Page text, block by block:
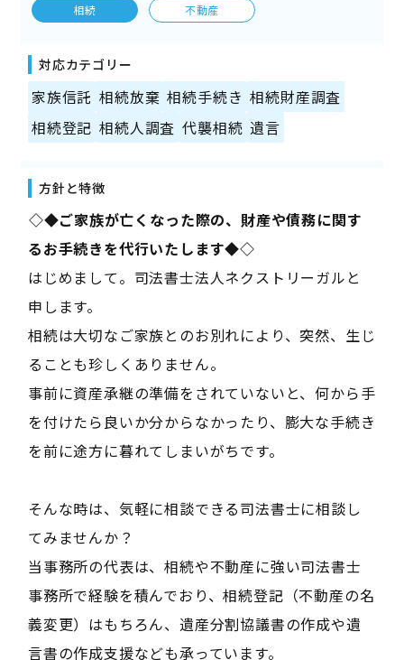
相続 不動産
対応カテゴリー
家族信託 相続放棄 相続手続き 相続財産調査
相続登記 相続人調査 代襲相続 遺言
方針と特徴
――◇◆ご家族が亡くなった際の、財産や債務に関す
るお手続きを代行いたします◆◇――
はじめまして。司法書士法人ネクストリーガルと
申します。
相続は大切なご家族とのお別れにより、突然、生じ
ることも珍しくありません。
事前に資産承継の準備をされていないと、何から手
を付けたら良いか分からなかったり、膨大な手続き
を前に途方に暮れてしまいがちです。
そんな時は、気軽に相談できる司法書士に相談し
てみませんか？
当事務所の代表は、相続や不動産に強い司法書士
事務所で経験を積んでおり、相続登記（不動産の名
義変更）はもちろん、遺産分割協議書の作成や遺
言書の作成支援なども承っています。